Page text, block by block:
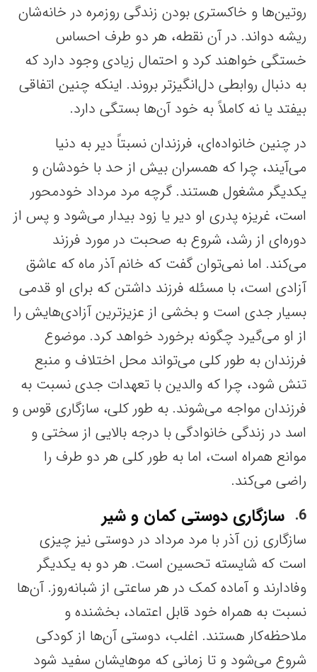
روتین‌ها و خاکستری بودن زندگی روزمره در خانه‌شان
ریشه دواند. در آن نقطه، هر دو طرف احساس
خستگی خواهند کرد و احتمال زیادی وجود دارد که
به دنبال روابطی دل‌انگیزتر بروند. اینکه چنین اتفاقی
بیفتد یا نه کاملاً به خود آن‌ها بستگی دارد.
در چنین خانواده‌ای، فرزندان نسبتاً دیر به دنیا
می‌آیند، چرا که همسران بیش از حد با خودشان و
یکدیگر مشغول هستند. گرچه مرد مرداد خودمحور
است، غریزه پدری او دیر یا زود بیدار می‌شود و پس از
دوره‌ای از رشد، شروع به صحبت در مورد فرزند
می‌کند. اما نمی‌توان گفت که خانم آذر ماه که عاشق
آزادی است، با مسئله فرزند داشتن که برای او قدمی
بسیار جدی است و بخشی از عزیزترین آزادی‌هایش را
از او می‌گیرد چگونه برخورد خواهد کرد. موضوع
فرزندان به طور کلی می‌تواند محل اختلاف و منبع
تنش شود، چرا که والدین با تعهدات جدی نسبت به
فرزندان مواجه می‌شوند. به طور کلی، سازگاری قوس و
اسد در زندگی خانوادگی با درجه بالایی از سختی و
موانع همراه است، اما به طور کلی هر دو طرف را
راضی می‌کند.
6
سازگاری دوستی کمان و شیر
سازگاری زن آذر با مرد مرداد در دوستی نیز چیزی
است که شایسته تحسین است. هر دو به یکدیگر
وفادارند و آماده کمک در هر ساعتی از شبانه‌روز. آن‌ها
نسبت به همراه خود قابل اعتماد، بخشنده و
ملاحظه‌کار هستند. اغلب، دوستی آن‌ها از کودکی
شروع می‌شود و تا زمانی که موهایشان سفید شود